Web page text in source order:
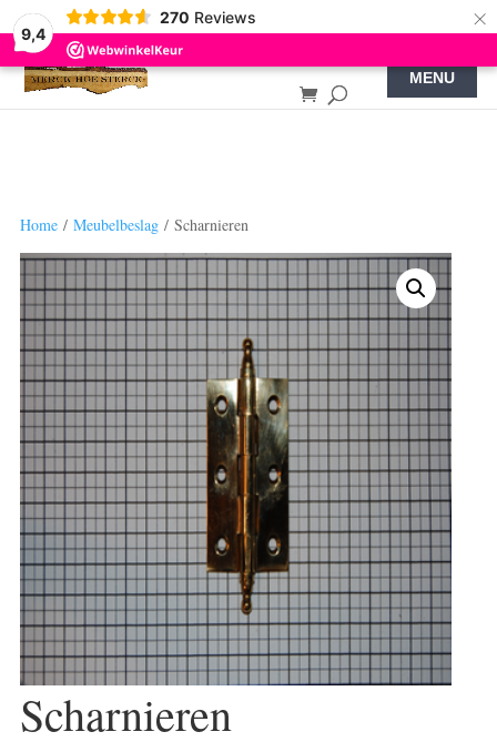
9,4
270 Reviews ×
Home/ Meubelbeslag/ Scharnieren
Scharnieren